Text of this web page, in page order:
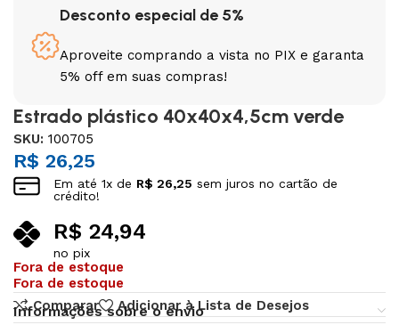
Desconto especial de 5%
Aproveite comprando a vista no PIX e garanta
5% off em suas compras!
Estrado plástico 40x40x4,5cm verde
SKU:100705
R$ 26,25
Em até1x de R$ 26,25 sem juros no cartão de
crédito!
R$ 24,94
no pix
Fora de estoque
Fora de estoque
Comparar
Adicionar à Lista de Desejos
Informações sobre o envio